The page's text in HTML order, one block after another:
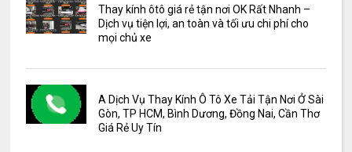
Thay kính ôtô giá rẻ tận nơi OK Rất Nhanh –
Dịch vụ tiện lợi, an toàn và tối ưu chi phí cho
mọi chủ xe
A Dịch Vụ Thay Kính Ô Tô Xe Tải Tận Nơi Ở Sài
Gòn, TP HCM, Bình Dương, Đồng Nai, Cần Thơ
Giá Rẻ Uy Tín